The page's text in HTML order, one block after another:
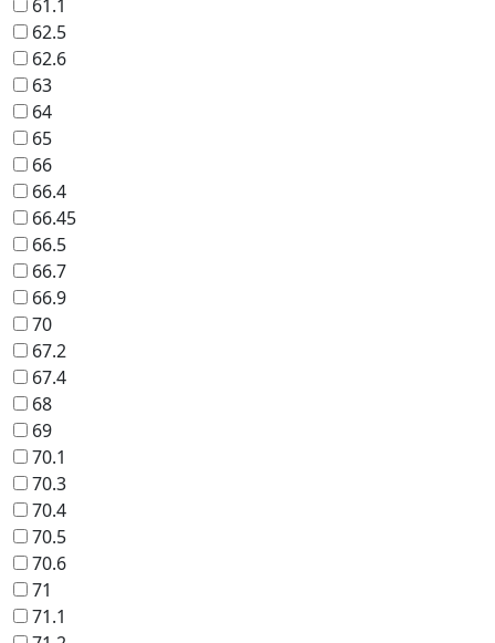
61.1
62.5
62.6
63
64
65
66
66.4
66.45
66.5
66.7
66.9
70
67.2
67.4
68
69
70.1
70.3
70.4
70.5
70.6
71
71.1